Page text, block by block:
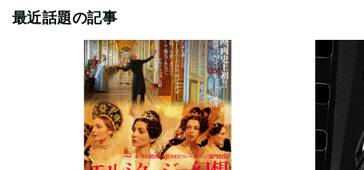
最近話題の記事